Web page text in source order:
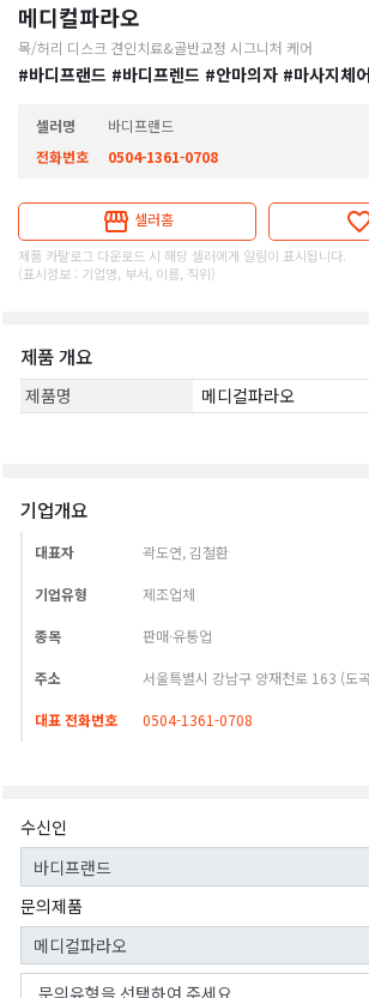
메디컬파라오
목/허리 디스크 견인치료&골반교정 시그니처 케어
#바디프랜드 #바디프렌드 #안마의자 #마사지체어
셀러명
바디프랜드
전화번호
0504-1361-0708
셀러홈
제품 카탈로그 다운로드 시 해당 셀러에게 알림이 표시됩니다.
(표시정보 : 기업명, 부서, 이름, 직위)
제품 개요
제품명 메디컬파라오
기업개요
대표자 곽도연, 김철환
기업유형 제조업체
종목 판매·유통업
주소 서울특별시 강남구 양재천로 163 (도
대표 전화번호 0504-1361-0708
수신인
문의제품